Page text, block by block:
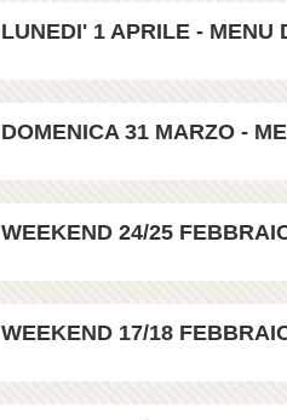
LUNEDI' 1 APRILE - MENU
DOMENICA 31 MARZO -
WEEKEND 24/25
WEEKEND 17/18